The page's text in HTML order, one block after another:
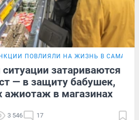
ПОВЛИЯЛИ НА ЖИЗНЬ В САМАРЕ
затариваются
— в защиту бабушек,
ажиотаж в магазинах
3 546 17